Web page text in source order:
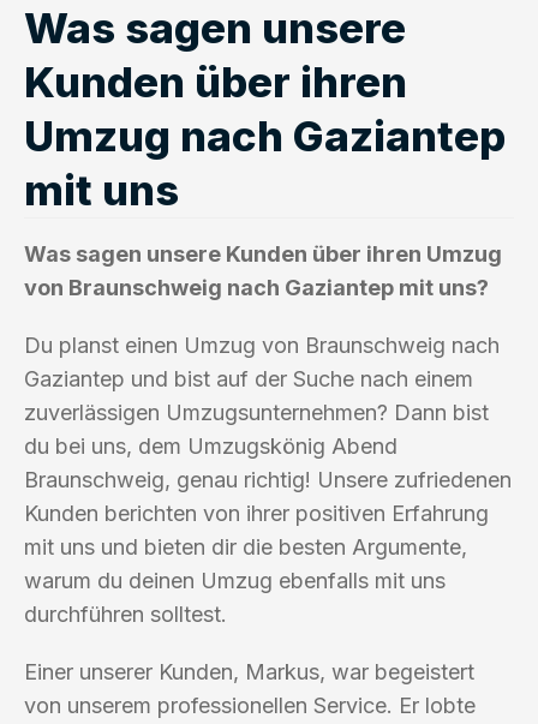
Was sagen unsere
Kunden über ihren
Umzug nach Gaziantep
mit uns
Was sagen unsere Kunden über ihren Umzug
von Braunschweig nach Gaziantep mit uns?
Du planst einen Umzug von Braunschweig nach
Gaziantep und bist auf der Suche nach einem
zuverlässigen Umzugsunternehmen? Dann bist
du bei uns, dem Umzugskönig Abend
Braunschweig, genau richtig! Unsere zufriedenen
Kunden berichten von ihrer positiven Erfahrung
mit uns und bieten dir die besten Argumente,
warum du deinen Umzug ebenfalls mit uns
durchführen solltest.
Einer unserer Kunden, Markus, war begeistert
von unserem professionellen Service. Er lobte